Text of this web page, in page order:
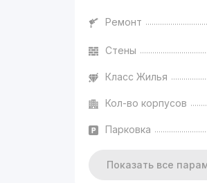
Ремонт
Стены
Класс Жилья
Кол-во корпусов
Парковка
Показать все